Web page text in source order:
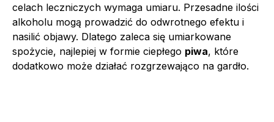
celach leczniczych wymaga umiaru. Przesadne ilości
alkoholu mogą prowadzić do odwrotnego efektu i
nasilić objawy. Dlatego zaleca się umiarkowane
spożycie, najlepiej w formie ciepłego piwa, które
dodatkowo może działać rozgrzewająco na gardło.